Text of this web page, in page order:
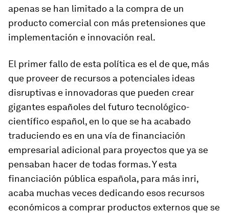
apenas se han limitado a la compra de un
producto comercial con más pretensiones que
implementación e innovación real.
El primer fallo de esta política es el de que, más
que proveer de recursos a potenciales ideas
disruptivas e innovadoras que pueden crear
gigantes españoles del futuro tecnológico-
científico español, en lo que se ha acabado
traduciendo es en una vía de financiación
empresarial adicional para proyectos que ya se
pensaban hacer de todas formas. Y esta
financiación pública española, para más inri,
acaba muchas veces dedicando esos recursos
económicos a comprar productos externos que se